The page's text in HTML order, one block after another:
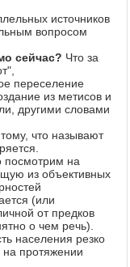
источников
вопросом
сейчас? Что за
переселение
из метисов и
другими словами
что называют
посмотрим на
из объективных
(или
от предков
о чем речь).
населения резко
на протяжении